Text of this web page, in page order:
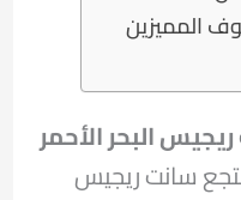
البحر الأحمر
سانت ريجيس